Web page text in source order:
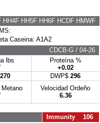
HH4F HH5F HH6F HCDF HMWF
Caseina: A1A2
CDCB-G / 04-26
lbs
Proteína %
+0.02
270 DWP$ 296
Velocidad Ordeño
6.36
Immunity 106